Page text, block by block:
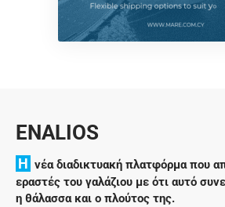
ENALIOS
H νέα διαδικτυακή πλατφόρμα που
εραστές του γαλάζιου με ότι αυτό
η θάλασσα και ο πλούτος της.